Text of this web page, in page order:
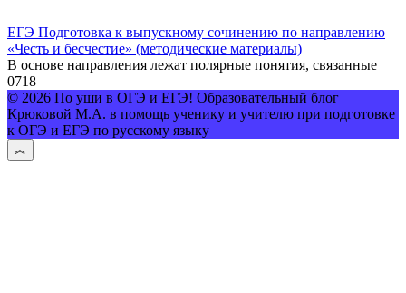
ЕГЭ Подготовка к выпускному сочинению по направлению
«Честь и бесчестие» (методические материалы)
В основе направления лежат полярные понятия, связанные
0718
© 2026 По уши в ОГЭ и ЕГЭ! Образовательный блог
Крюковой М.А. в помощь ученику и учителю при подготовке
к ОГЭ и ЕГЭ по русскому языку